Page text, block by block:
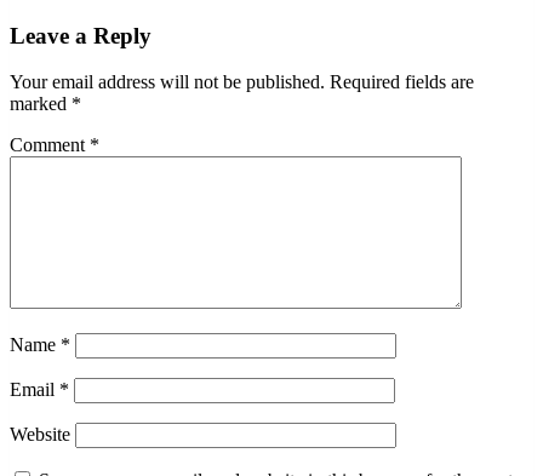
Leave a Reply
Your email address will not be published. Required fields are
marked *
Comment *
Name *
Email *
Website